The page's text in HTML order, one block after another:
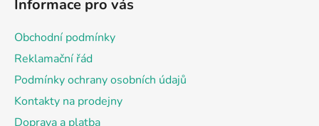
Informace pro vás
Obchodní podmínky
Reklamační řád
Podmínky ochrany osobních údajů
Kontakty na prodejny
Doprava a platba